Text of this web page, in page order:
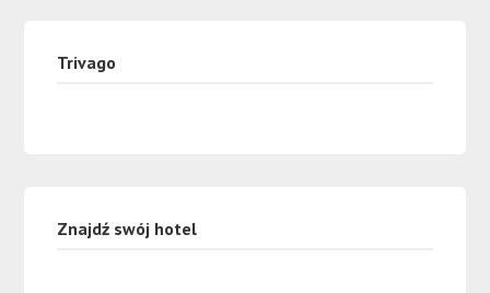
Trivago
Znajdź swój hotel